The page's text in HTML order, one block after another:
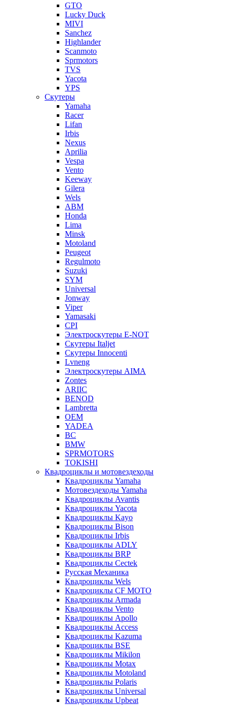
GTO
Lucky Duck
MIVI
Sanchez
Highlander
Scanmoto
Sprmotors
TVS
Yacota
YPS
Скутеры
Yamaha
Racer
Lifan
Irbis
Nexus
Aprilia
Vespa
Vento
Keeway
Gilera
Wels
ABM
Honda
Lima
Minsk
Motoland
Peugeot
Regulmoto
Suzuki
SYM
Universal
Jonway
Viper
Yamasaki
CPI
Электроскутеры E-NOT
Скутеры Italjet
Скутеры Innocenti
Lvneng
Электроскутеры AIMA
Zontes
ARIIC
BENOD
Lambretta
OEM
YADEA
BC
BMW
SPRMOTORS
TOKISHI
Квадроциклы и мотовездеходы
Квадроциклы Yamaha
Мотовездеходы Yamaha
Квадроциклы Avantis
Квадроциклы Yacota
Квадроциклы Kayo
Квадроциклы Bison
Квадроциклы Irbis
Квадроциклы ADLY
Квадроциклы BRP
Квадроциклы Cectek
Русская Механика
Квадроциклы Wels
Квадроциклы CF MOTO
Квадроциклы Armada
Квадроциклы Vento
Квадроциклы Apollo
Квадроциклы Access
Квадроциклы Kazuma
Квадроциклы BSE
Квадроциклы Mikilon
Квадроциклы Motax
Квадроциклы Motoland
Квадроциклы Polaris
Квадроциклы Universal
Квадроциклы Upbeat